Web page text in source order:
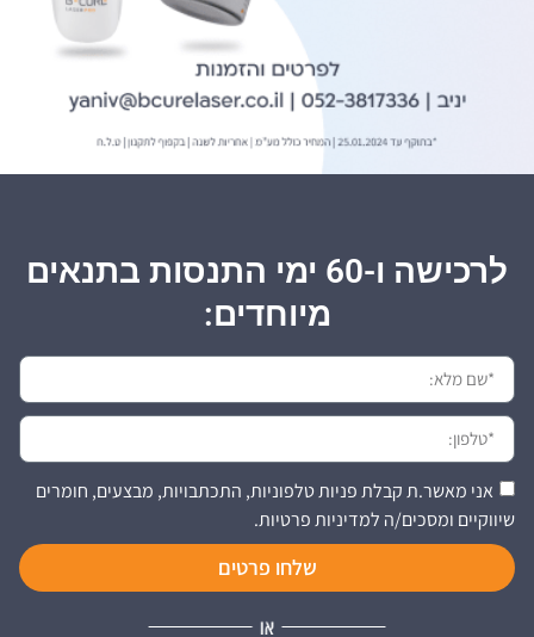
לרכישה ו-60 ימי התנסות בתנאים
מיוחדים:
אני מאשר.ת קבלת פניות טלפוניות, התכתבויות, מבצעים, חומרים
שיווקיים ומסכים/ה למדיניות פרטיות.
שלחו פרטים